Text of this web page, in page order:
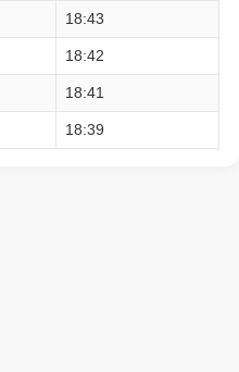
18:43
18:42
18:41
18:39